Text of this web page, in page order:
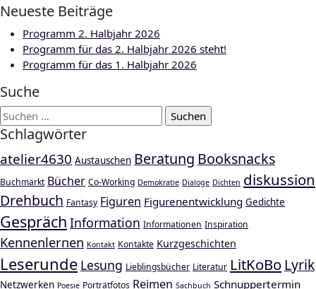
Neueste Beiträge
Programm 2. Halbjahr 2026
Programm für das 2. Halbjahr 2026 steht!
Programm für das 1. Halbjahr 2026
Suche
Suchen
nach:
Schlagwörter
atelier4630 Austauschen Beratung Booksnacks
Buchmarkt Bücher Co-Working Demokratie Dialoge Dichten diskussion
Drehbuch Fantasy Figuren Figurenentwicklung Gedichte
Gespräch Information Informationen Inspiration
Kennenlernen Kontakt Kontakte Kurzgeschichten
Leserunde Lesung Lieblingsbücher Literatur LitKoBoLyrik
Netzwerken Poesie Porträtfotos Reimen Sachbuch Schnuppertermin